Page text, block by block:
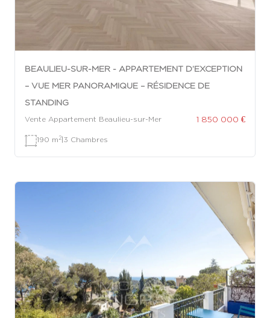
BEAULIEU-SUR-MER - APPARTEMENT D’EXCEPTION
– VUE MER PANORAMIQUE – RÉSIDENCE DE
STANDING
Vente Appartement Beaulieu-sur-Mer 1 850 000 €
190 m 2|3 Chambres